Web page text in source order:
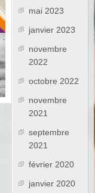
mai 2023
janvier 2023
novembre
2022
octobre 2022
novembre
2021
septembre
2021
février 2020
janvier 2020